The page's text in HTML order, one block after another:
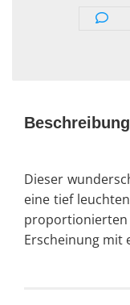
Beschreibung
Dieser
eine tief
Erscheinung mit